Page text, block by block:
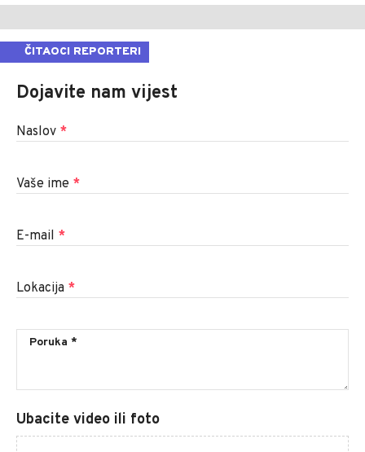
ČITAOCI REPORTERI
Dojavite nam vijest
Naslov *
Vaše ime *
E-mail *
Lokacija *
Ubacite video ili foto